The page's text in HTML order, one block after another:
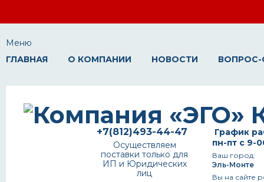
Меню
ГЛАВНАЯ
О КОМПАНИИ НОВОСТИ ВОПРОС-
График
пн-пт с 9-
Ваш город:
Эль-Монте
Вы на сайте
+7(812)493-44-47
Осуществляем
поставки только для
ИП и Юридических
лиц